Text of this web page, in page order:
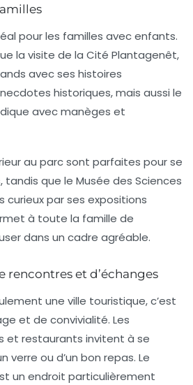
pour les familles avec enfants.
la visite de la Cité Plantagenêt,
avec ses histoires
historiques, mais aussi le
avec manèges et
au parc sont parfaites pour se
tandis que le Musée des Sciences
curieux par ses expositions
à toute la famille de
dans un cadre agréable.
rencontres et d’échanges
une ville touristique, c’est
et de convivialité. Les
et restaurants invitent à se
verre ou d’un bon repas. Le
un endroit particulièrement